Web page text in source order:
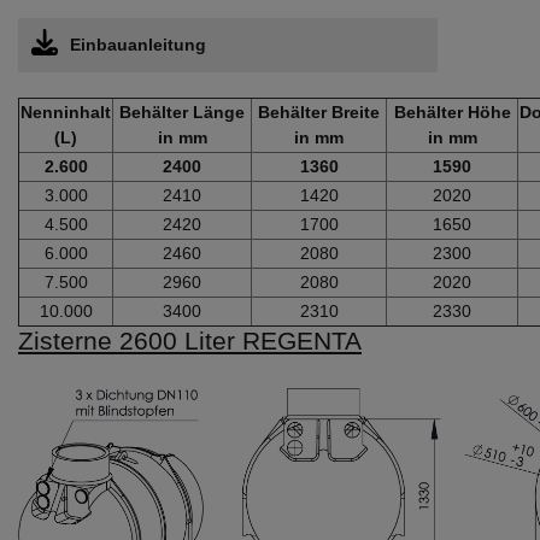
Einbauanleitung
Nenninhalt
(L)
Behälter Länge
in mm
Behälter Breite
in mm
Behälter Höhe
in mm
2.600 2400 1360
1590
3.000
2410 1420
2020
4.500
2420 1700
1650
6.000
2460 2080
2300
7.500
2960 2080
2020
10.000
3400 2310 2330
Zisterne 2600 Liter REGENTA